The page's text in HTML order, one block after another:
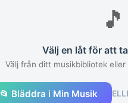
🎵
Välj en låt för att
Välj från ditt musikbibliotek
📂 Bläddra i Min Musik